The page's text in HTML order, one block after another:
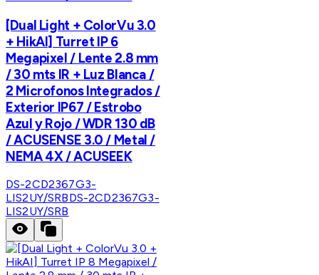
[Dual Light + ColorVu 3.0
+ HikAI] Turret IP 6
Megapixel / Lente 2.8 mm
/ 30 mts IR + Luz Blanca /
2 Microfonos Integrados /
Exterior IP67 / Estrobo
Azul y Rojo / WDR 130 dB
/ ACUSENSE 3.0 / Metal /
NEMA 4X / ACUSEEK
DS-2CD2367G3-
LIS2UY/SRBDS-2CD2367G3-
LIS2UY/SRB